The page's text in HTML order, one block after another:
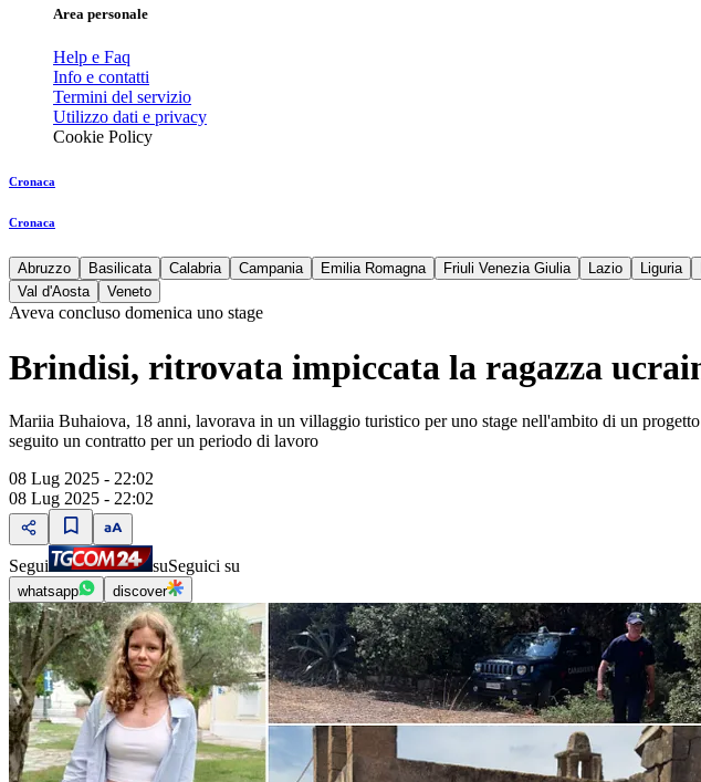
Area personale
Help e Faq
Info e contatti
Termini del servizio
Utilizzo dati e privacy
Cookie Policy
Cronaca
Cronaca
Abruzzo Basilicata Calabria Campania Emilia Romagna Friuli Venezia Giulia Lazio Liguria
Val d'Aosta
Veneto
Aveva concluso domenica uno stage
Brindisi, ritrovata impiccata la ragazza
Mariia Buhaiova, 18 anni, lavorava in un villaggio turistico per uno stage nell'ambito di un
seguito un contratto per un periodo di lavoro
08 Lug 2025 - 22:02
08 Lug 2025 - 22:02
Segui suSeguici su
whatsapp discover